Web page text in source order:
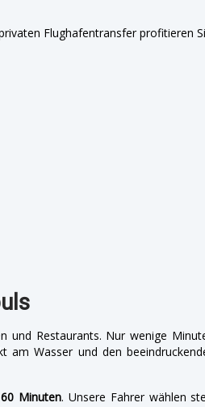
Flughafentransfer profitieren
und Restaurants. Nur wenige
am Wasser und den
Minuten. Unsere Fahrer wählen